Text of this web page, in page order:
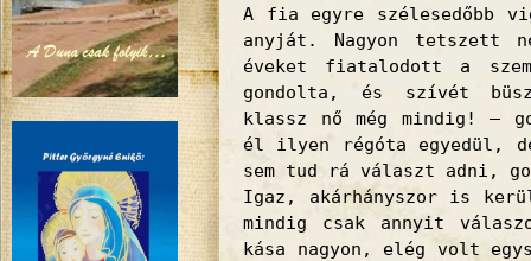
A fia egyre szélesedőbb
anyját. Nagyon tetszett
éveket fiatalodott a
gondolta, és szívét
klassz nő még mindig! –
él ilyen régóta egyedül, de
sem tud rá választ adni,
Igaz, akárhányszor is
mindig csak annyit
kása nagyon, elég volt